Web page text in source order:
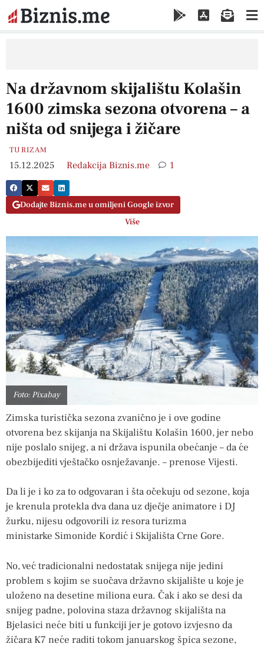
Na državnom skijalištu Kolašin
1600 zimska sezona otvorena – a
ništa od snijega i žičare
TURIZAM
15.12.2025 Redakcija Biznis.me 1
Dodajte Biznis.me u omiljeni Google izvor
Više
Foto: Pixabay
Zimska turistička sezona zvanično je i ove godine
otvorena bez skijanja na Skijalištu Kolašin 1600, jer nebo
nije poslalo snijeg, a ni država ispunila obećanje – da će
obezbijediti vještačko osnježavanje. – prenose Vijesti.
Da li je i ko za to odgovaran i šta očekuju od sezone, koja
je krenula protekla dva dana uz dječje animatore i DJ
žurku, nijesu odgovorili iz resora turizma
ministarke Simonide Kordić i Skijališta Crne Gore.
No, već tradicionalni nedostatak snijega nije jedini
problem s kojim se suočava državno skijalište u koje je
uloženo na desetine miliona eura. Čak i ako se desi da
snijeg padne, polovina staza državnog skijališta na
Bjelasici neće biti u funkciji jer je gotovo izvjesno da
žičara K7 neće raditi tokom januarskog špica sezone,